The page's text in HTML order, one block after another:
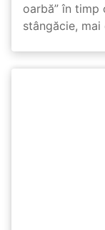
oarbă” în timp
stângăcie,